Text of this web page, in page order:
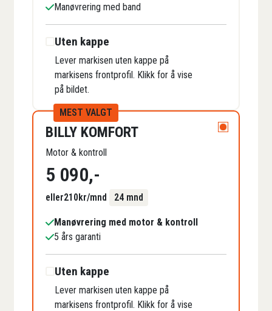
Manøvrering med band
Uten kappe
Lever markisen uten kappe på
markisens frontprofil. Klikk for å vise
på bildet.
MEST VALGT
BILLY KOMFORT
Motor & kontroll
5 090,-
eller210kr/mnd 24 mnd
Manøvrering med motor & kontroll
5 års garanti
Uten kappe
Lever markisen uten kappe på
markisens frontprofil. Klikk for å vise